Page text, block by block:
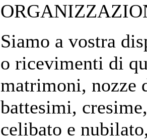
Siamo a vostra
o ricevimenti di
matrimoni, nozze
battesimi,
celibato e